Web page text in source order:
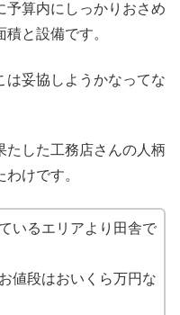
予算内にしっかりおさめ
と設備です。
は妥協しようかなってな
たした工務店さんの人柄
けです。
いるエリアより田舎で
値段はおいくら万円な